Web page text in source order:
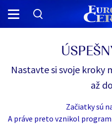
Nastavte si svoje kroky
až
Začiatky sú
A práve preto vznikol program